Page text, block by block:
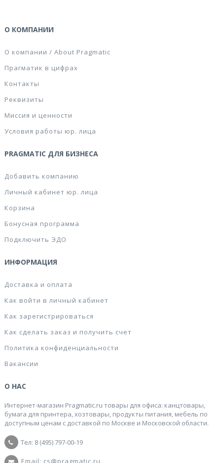
О КОМПАНИИ
О компании / About Pragmatic
Прагматик в цифрах
Контакты
Реквизиты
Миссия и ценности
Условия работы юр. лица
PRAGMATIC ДЛЯ БИЗНЕСА
Добавить компанию
Личный кабинет юр. лица
Корзина
Бонусная программа
Подключить ЭДО
ИНФОРМАЦИЯ
Доставка и оплата
Как войти в личный кабинет
Как зарегистрироваться
Как сделать заказ и получить счет
Политика конфиденциальности
Вакансии
О НАС
Интернет-магазин Pragmatic.ru товары для офиса: канцтовары,
бумага для принтера, хозтовары, продукты питания, мебель по
доступным ценам с доставкой по Москве и Московской области.
Тел: 8 (495) 797-00-19